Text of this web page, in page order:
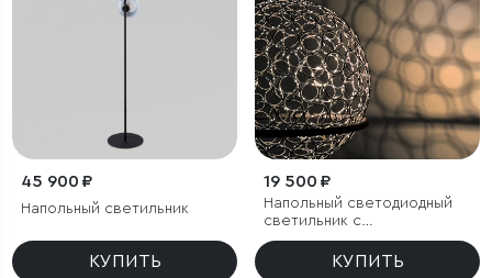
45 900 ₽
Напольный светильник
КУПИТЬ
19 500 ₽
Напольный светодиодный
светильник с
металлическим плафоном
КУПИТЬ